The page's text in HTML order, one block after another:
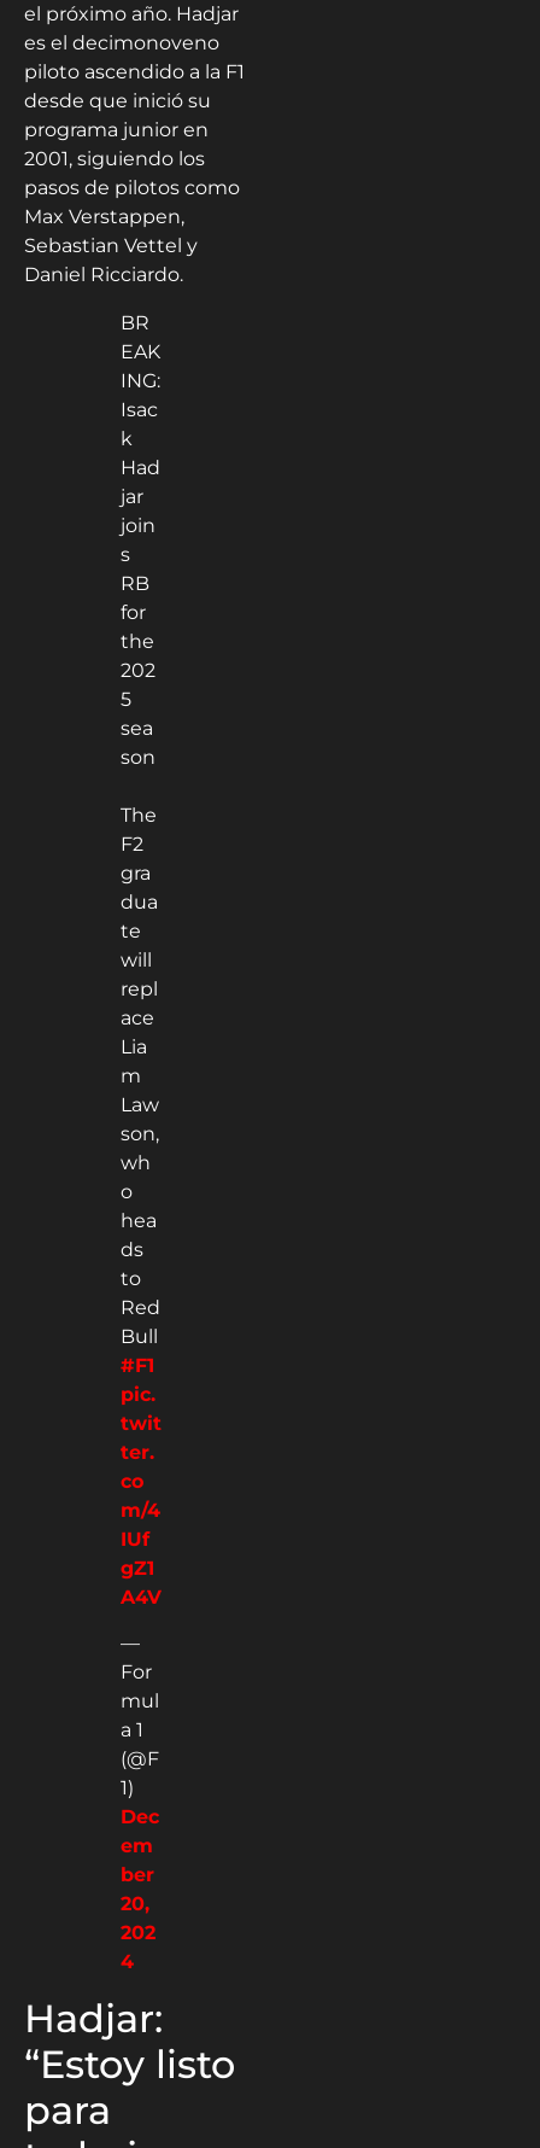
el próximo año. Hadjar
es el decimonoveno
piloto ascendido a la F1
desde que inició su
programa junior en
2001, siguiendo los
pasos de pilotos como
Max Verstappen,
Sebastian Vettel y
Daniel Ricciardo.
BR
EAK
ING:
Isac
k
Had
jar
join
s
RB
for
the
202
5
sea
son
The
F2
gra
dua
te
will
repl
ace
Lia
m
Law
son,
wh
o
hea
ds
to
Red
Bull
#F1
pic.
twit
ter.
co
m/4
IUf
gZ1
A4V
—
For
mul
a 1
(@F
1)
Dec
em
ber
20,
202
4
Hadjar:
“Estoy listo
para